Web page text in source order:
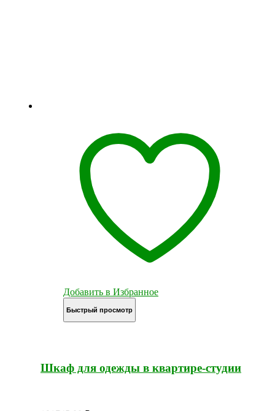
Добавить в Избранное
Быстрый просмотр
Шкаф для одежды в квартире-студии